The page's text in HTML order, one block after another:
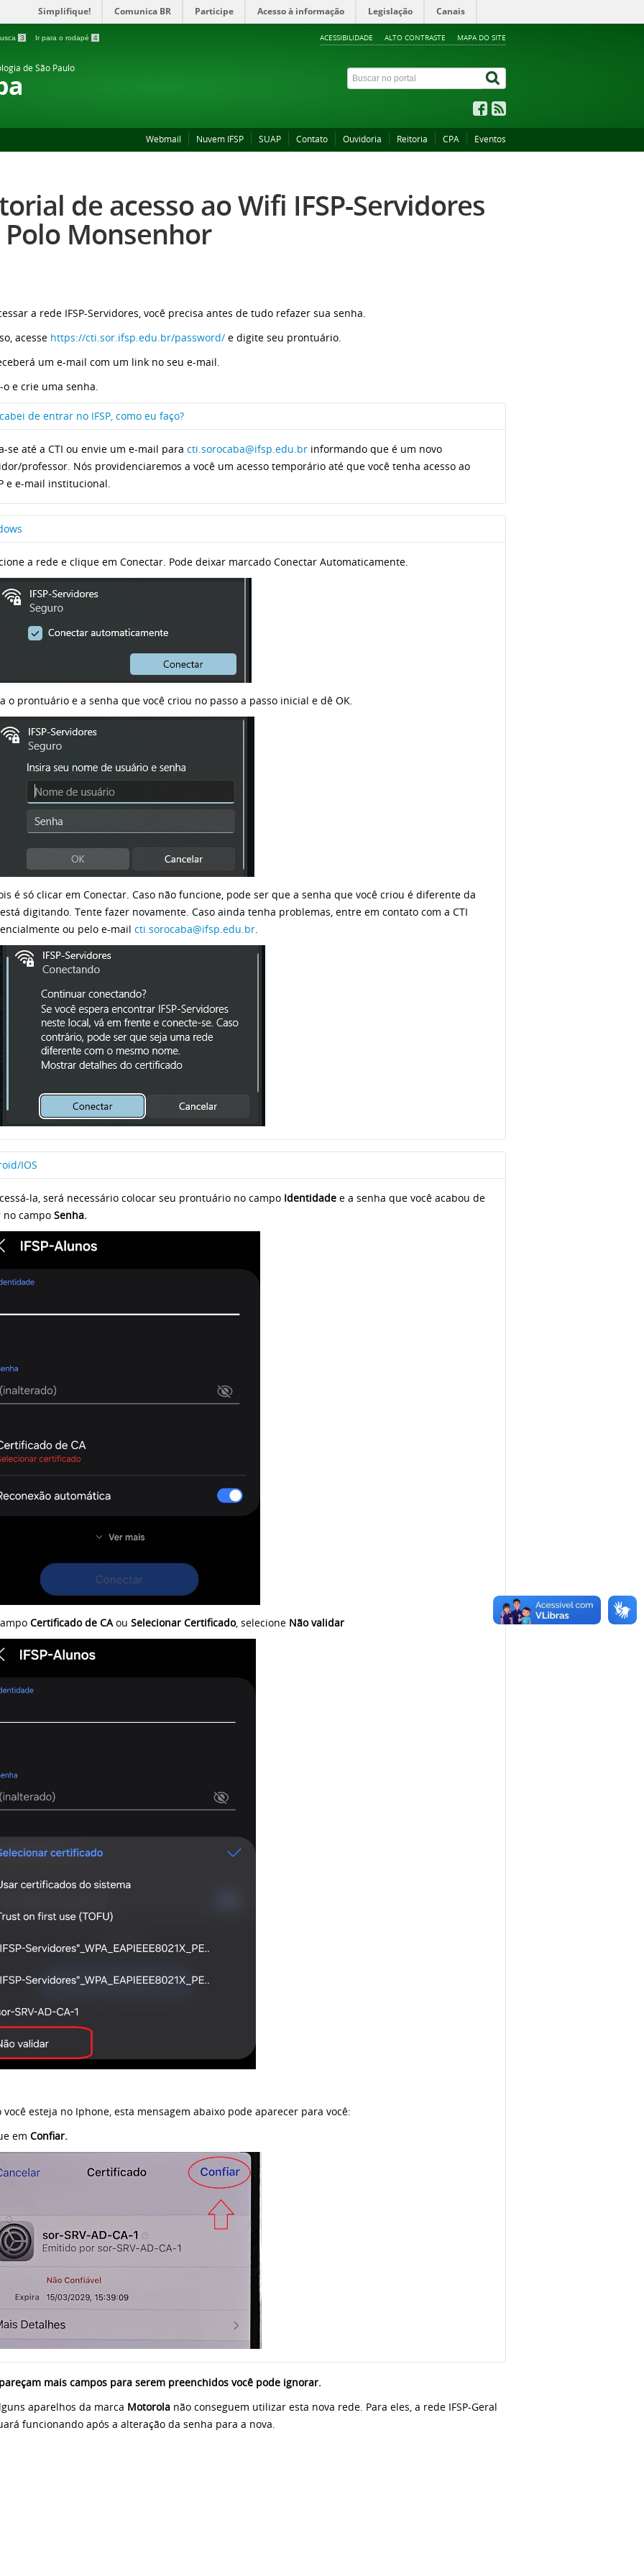
Simplifique! Comunica BR Participe Acesso à informação Legislação Canais
3 Ir para o rodapé 4 ACESSIBILIDADE ALTO CONTRASTE MAPA DO SITE
de São Paulo
Webmail Nuvem IFSP SUAP Contato Ouvidoria Reitoria CPA Eventos
de acesso ao Wifi IFSP-Servidores
Monsenhor
a rede IFSP-Servidores, você precisa antes de tudo refazer sua senha.
acesse https://cti.sor.ifsp.edu.br/password/ e digite seu prontuário.
um e-mail com um link no seu e-mail.
o e crie uma senha.
de entrar no IFSP, como eu faço?
se até a CTI ou envie um e-mail para cti.sorocaba@ifsp.edu.br informando que é um novo
professor. Nós providenciaremos a você um acesso temporário até que você tenha acesso ao
e e-mail institucional.
a rede e clique em Conectar. Pode deixar marcado Conectar Automaticamente.
o prontuário e a senha que você criou no passo a passo inicial e dê OK.
é só clicar em Conectar. Caso não funcione, pode ser que a senha que você criou é diferente da
digitando. Tente fazer novamente. Caso ainda tenha problemas, entre em contato com a CTI
ou pelo e-mail cti.sorocaba@ifsp.edu.br.
IOS
la, será necessário colocar seu prontuário no campo Identidade e a senha que você acabou de
no campo Senha.
Certificado de CA ou Selecionar Certificado, selecione Não validar
você esteja no Iphone, esta mensagem abaixo pode aparecer para você:
em Confiar.
mais campos para serem preenchidos você pode ignorar.
aparelhos da marca Motorola não conseguem utilizar esta nova rede. Para eles, a rede IFSP-Geral
funcionando após a alteração da senha para a nova.